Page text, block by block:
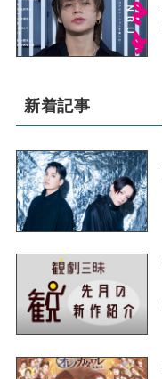
新着記事